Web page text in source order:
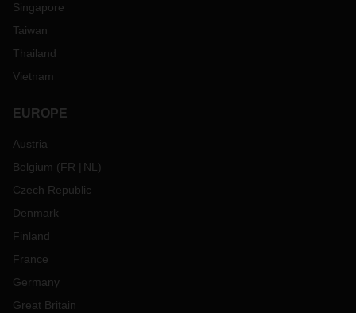
Singapore
Taiwan
Thailand
Vietnam
EUROPE
Austria
Belgium (FR NL )
Czech Republic
Denmark
Finland
France
Germany
Great Britain